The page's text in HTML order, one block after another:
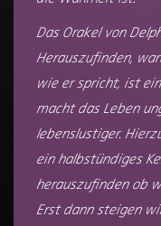
Das Orakel von
Herauszufinden,
wie er spricht, ist
macht das Leben
lebenslustiger.
ein halbstündiges
herauszufinden ob
Erst dann steigen